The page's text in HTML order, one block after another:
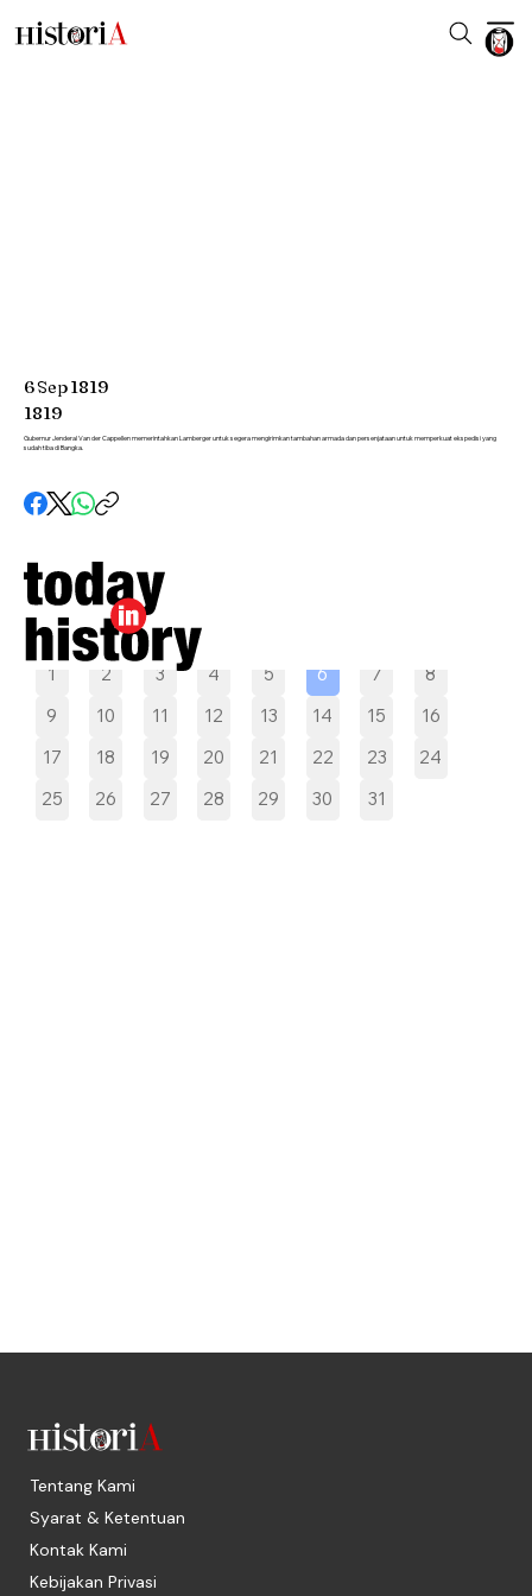
Pilih tanggal
1 2 3 4 5 6 7
8
9
10 11 12 13 14 15
16
17
18 19 20 21 22 23
24
25
26 27 28 29 30 31
6Sep1819
1819
Gubernur Jenderal Van der Cappellen memerintahkan Lamberger untuk segera mengirimkan tambahan armada dan persenjataan untuk memperkuat ekspedisi yang
sudah tiba di Bangka.
Tentang Kami
Syarat & Ketentuan
Kontak Kami
Kebijakan Privasi